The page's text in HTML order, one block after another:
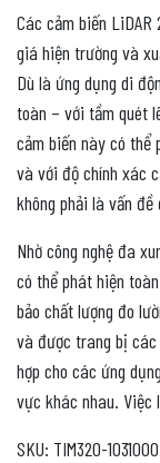
Các cảm biến
giá hiện trường và
Dù là ứng dụng di
toàn – với tầm quét
cảm biến này có thể
và với độ chính xác
không phải là vấn
Nhờ công nghệ đa
có thể phát hiện
bảo chất lượng đo
và được trang bị các
hợp cho các ứng
vực khác nhau. Việc
SKU: TIM320-1031000